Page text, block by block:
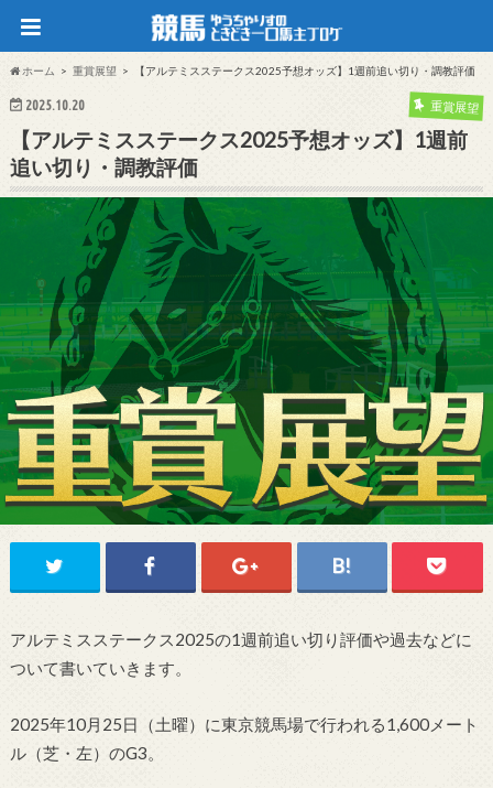
ホーム 重賞展望 【アルテミスステークス2025予想オッズ】1週前追い切り・調教評価
2025.10.20 重賞展望
【アルテミスステークス2025予想オッズ】1週前
追い切り・調教評価
アルテミスステークス2025の1週前追い切り評価や過去などに
ついて書いていきます。
2025年10月25日（土曜）に東京競馬場で行われる1,600メート
ル（芝・左）のG3。